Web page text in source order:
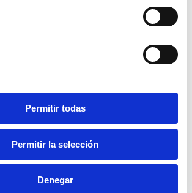
Permitir todas
Permitir la selección
Denegar
ojos.
tus ojos con las manos sucias.
una siesta al mediodía o al
algunos tips que son claves para tener